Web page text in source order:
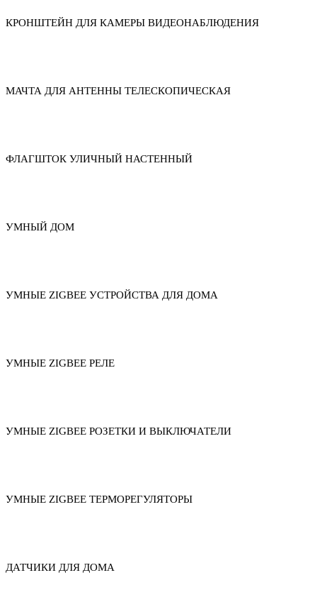
КРОНШТЕЙН ДЛЯ КАМЕРЫ ВИДЕОНАБЛЮДЕНИЯ
МАЧТА ДЛЯ АНТЕННЫ ТЕЛЕСКОПИЧЕСКАЯ
ФЛАГШТОК УЛИЧНЫЙ НАСТЕННЫЙ
УМНЫЙ ДОМ
УМНЫЕ ZIGBEE УСТРОЙСТВА ДЛЯ ДОМА
УМНЫЕ ZIGBEE РЕЛЕ
УМНЫЕ ZIGBEE РОЗЕТКИ И ВЫКЛЮЧАТЕЛИ
УМНЫЕ ZIGBEE ТЕРМОРЕГУЛЯТОРЫ
ДАТЧИКИ ДЛЯ ДОМА